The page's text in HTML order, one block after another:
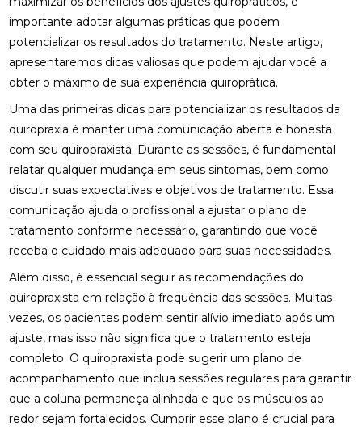
importante adotar algumas práticas que podem
potencializar os resultados do tratamento. Neste artigo,
apresentaremos dicas valiosas que podem ajudar você a
obter o máximo de sua experiência quiroprática.
Uma das primeiras dicas para potencializar os resultados da
quiropraxia é manter uma comunicação aberta e honesta
com seu quiropraxista. Durante as sessões, é fundamental
relatar qualquer mudança em seus sintomas, bem como
discutir suas expectativas e objetivos de tratamento. Essa
comunicação ajuda o profissional a ajustar o plano de
tratamento conforme necessário, garantindo que você
receba o cuidado mais adequado para suas necessidades.
Além disso, é essencial seguir as recomendações do
quiropraxista em relação à frequência das sessões. Muitas
vezes, os pacientes podem sentir alívio imediato após um
ajuste, mas isso não significa que o tratamento esteja
completo. O quiropraxista pode sugerir um plano de
acompanhamento que inclua sessões regulares para garantir
que a coluna permaneça alinhada e que os músculos ao
redor sejam fortalecidos. Cumprir esse plano é crucial para
EFICAZ
FISIOTERAPIA PARA REABILITAÇÃO DO LABIRINTO
FISIOTERAPIA PARA REABILITAÇÃO DO LABIRINTO
FISIOTERAPIA PARA REABILITAÇÃO DO LABIRINTO:
DESCUBRA COMO
SOLUÇÃO IDEAL PARA MELHORAR A SAÚDE
PULMONAR EM CASA
FISIOTERAPIA RESPIRATÓRIA DOMICILIAR É
SOLUÇÃO IDEAL PARA MELHORAR SAÚDE
PULMONAR EM CASA
FISIOTERAPIA RESPIRATÓRIA DOMICILIAR EFICAZ
FISIOTERAPIA RESPIRATÓRIA DOMICILIAR EFICAZ:
SAIBA TUDO SOBRE O TEMA
FISIOTERAPIA RESPIRATÓRIA DOMICILIAR PARA
MELHORAR A QUALIDADE DE VIDA